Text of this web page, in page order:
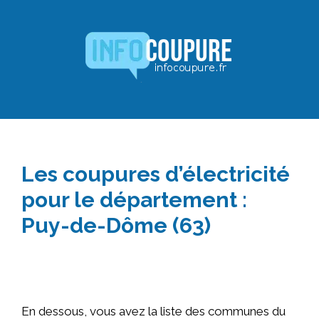
Les coupures d’électricité
pour le département :
Puy-de-Dôme (63)
En dessous, vous avez la liste des communes du